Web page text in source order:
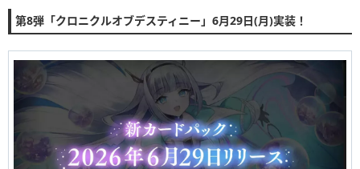
第8弾「クロニクルオブデスティニー」6月29日(月)実装！